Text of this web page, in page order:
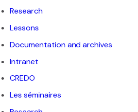
Submitted thesis
Students discussion list
Documentation center
Scientific archives
Research
Lessons
Documentation and archives
Intranet
CREDO
Les séminaires